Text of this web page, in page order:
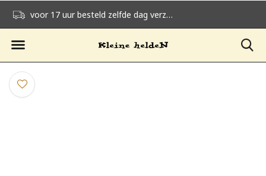
voor 17 uur besteld zelfde dag verzonden